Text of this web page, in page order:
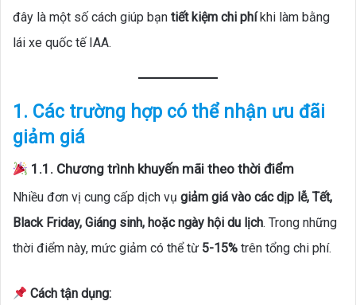
đây là một số cách giúp bạn tiết kiệm chi phíkhi làm bằng
lái xe quốc tế IAA.
1. Các trường hợp có thể nhận ưu đãi
giảm giá
1.1. Chương trình khuyến mãi theo thời điểm
Nhiều đơn vị cung cấp dịch vụ giảm giá vào các dịp lễ, Tết,
Black Friday, Giáng sinh, hoặc ngày hội du lịch. Trong những
thời điểm này, mức giảm có thể từ 5-15% trên tổng chi phí.
Cách tận dụng: